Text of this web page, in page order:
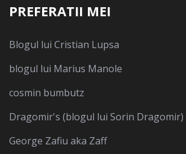
PREFERATII MEI
Blogul lui Cristian Lupsa
blogul lui Marius Manole
cosmin bumbutz
Dragomir's (blogul lui Sorin Dragomir)
George Zafiu aka Zaff